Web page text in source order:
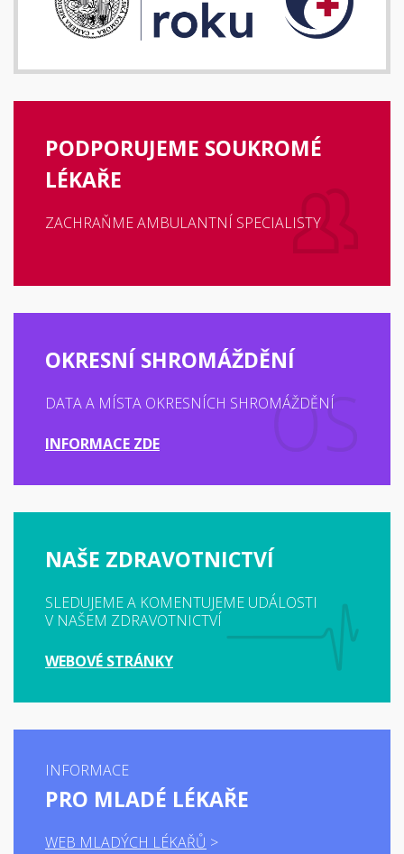
PODPORUJEME SOUKROMÉ
LÉKAŘE
ZACHRAŇME AMBULANTNÍ SPECIALISTY
OKRESNÍ SHROMÁŽDĚNÍ
DATA A MÍSTA OKRESNÍCH SHROMÁŽDĚNÍ
INFORMACE ZDE
NAŠE ZDRAVOTNICTVÍ
SLEDUJEME A KOMENTUJEME UDÁLOSTI
V NAŠEM ZDRAVOTNICTVÍ
WEBOVÉ STRÁNKY
INFORMACE
PRO MLADÉ LÉKAŘE
WEB MLADÝCH LÉKAŘŮ